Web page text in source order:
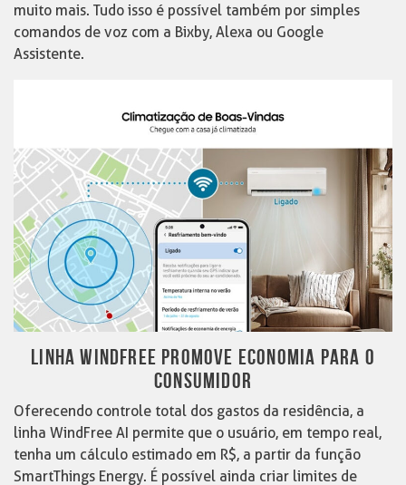
muito mais. Tudo isso é possível também por simples
comandos de voz com a Bixby, Alexa ou Google
Assistente.
LINHA WINDFREE PROMOVE ECONOMIA PARA O
CONSUMIDOR
Oferecendo controle total dos gastos da residência, a
linha WindFree AI permite que o usuário, em tempo real,
tenha um cálculo estimado em R$, a partir da função
SmartThings Energy. É possível ainda criar limites de